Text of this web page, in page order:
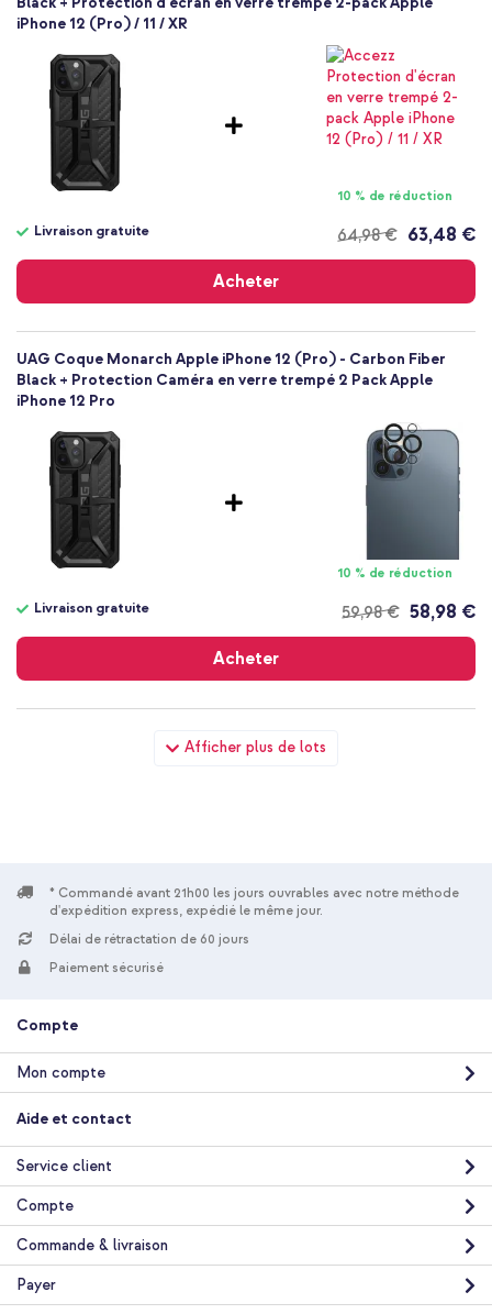
Plastique
Aucun
138
Smartphone
Arrière & latérale
Afficher plus de lots
iPhone 12 (Pro) / 11 / XR
10 % de réduction
64,98 €
Livraison gratuite 63,48 €
Acheter
gratuite
UAG Coque Monarch Apple iPhone 12 (Pro) - Carbon Fiber
Black + Protection Caméra en verre trempé 2 Pack Apple
iPhone 12 Pro
10 % de réduction
59,98 €
Livraison gratuite 58,98 €
Acheter
gratuite
UAG Coque Monarch Apple iPhone 12 (Pro) - Carbon Fiber
Black + Wall Charger - Chargeur - Connexion USB-C et USB -
gratuite
UAG Coque Monarch Apple iPhone 12 (Pro) - Carbon Fiber
USB-C vers Lightning d'origine - 1 mètre - Blanc
* Commandé avant 21h00 les jours ouvrables avec notre méthode
d'expédition express, expédié le même jour.
Délai de rétractation de 60 jours
Paiement sécurisé
Compte
Mon compte
Aide et contact
Service client
Compte
Commande & livraison
Payer